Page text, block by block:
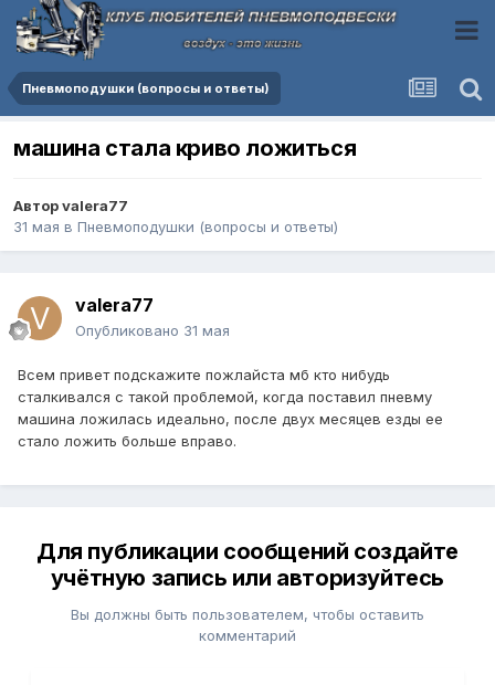
Пневмоподушки (вопросы и ответы)
машина стала криво ложиться
Авторvalera77
31 мая в Пневмоподушки (вопросы и ответы)
valera77
Опубликовано 31 мая
Всем привет подскажите пожлайста мб кто нибудь
сталкивался с такой проблемой, когда поставил пневму
машина ложилась идеально, после двух месяцев езды ее
стало ложить больше вправо.
Для публикации сообщений создайте
учётную запись или авторизуйтесь
Вы должны быть пользователем, чтобы оставить
комментарий